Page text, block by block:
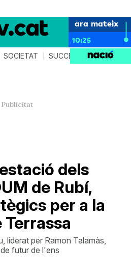
ara mateix
10:25
SOCIETAT SUCCESSOS
dels
de Rubí,
per a la
liderat per Ramon Talamàs,
futur de l'ens